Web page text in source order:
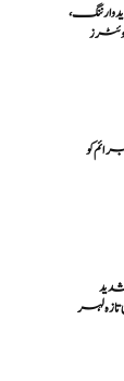
وارننگ،
کو
لہر